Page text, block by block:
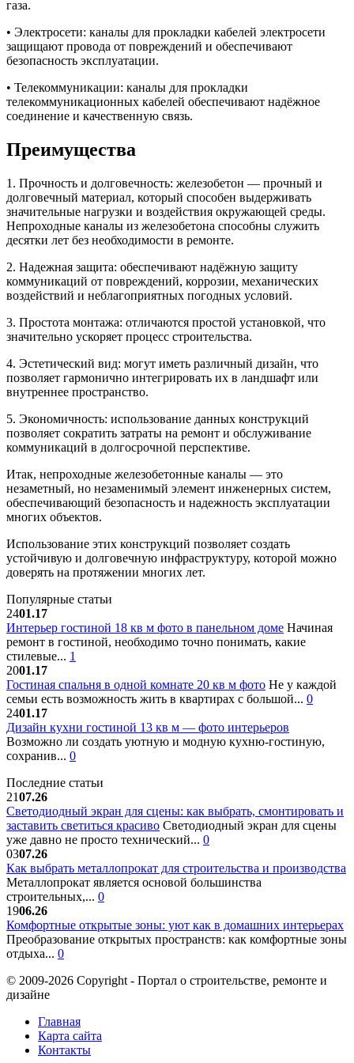
газа.
• Электросети: каналы для прокладки кабелей электросети
защищают провода от повреждений и обеспечивают
безопасность эксплуатации.
• Телекоммуникации: каналы для прокладки
телекоммуникационных кабелей обеспечивают надёжное
соединение и качественную связь.
Преимущества
1. Прочность и долговечность: железобетон — прочный и
долговечный материал, который способен выдерживать
значительные нагрузки и воздействия окружающей среды.
Непроходные каналы из железобетона способны служить
десятки лет без необходимости в ремонте.
2. Надежная защита: обеспечивают надёжную защиту
коммуникаций от повреждений, коррозии, механических
воздействий и неблагоприятных погодных условий.
3. Простота монтажа: отличаются простой установкой, что
значительно ускоряет процесс строительства.
4. Эстетический вид: могут иметь различный дизайн, что
позволяет гармонично интегрировать их в ландшафт или
внутреннее пространство.
5. Экономичность: использование данных конструкций
позволяет сократить затраты на ремонт и обслуживание
коммуникаций в долгосрочной перспективе.
Итак, непроходные железобетонные каналы — это
незаметный, но незаменимый элемент инженерных систем,
обеспечивающий безопасность и надежность эксплуатации
многих объектов.
Использование этих конструкций позволяет создать
устойчивую и долговечную инфраструктуру, которой можно
доверять на протяжении многих лет.
Популярные статьи
2401.17
Интерьер гостиной 18 кв м фото в панельном доме Начиная
ремонт в гостиной, необходимо точно понимать, какие
стилевые... 1
2001.17
Гостиная спальня в одной комнате 20 кв м фото Не у каждой
семьи есть возможность жить в квартирах с большой... 0
2401.17
Дизайн кухни гостиной 13 кв м — фото интерьеров
Возможно ли создать уютную и модную кухню-гостиную,
сохранив... 0
Последние статьи
2107.26
Светодиодный экран для сцены: как выбрать, смонтировать и
заставить светиться красиво Светодиодный экран для сцены
уже давно не просто технический... 0
0307.26
Как выбрать металлопрокат для строительства и производства
Металлопрокат является основой большинства
строительных,... 0
1906.26
Комфортные открытые зоны: уют как в домашних интерьерах
Преобразование открытых пространств: как комфортные зоны
отдыха... 0
© 2009-2026 Copyright - Портал о строительстве, ремонте и
дизайне
Главная
Карта сайта
Контакты